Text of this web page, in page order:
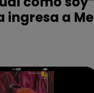
ingresa a Me